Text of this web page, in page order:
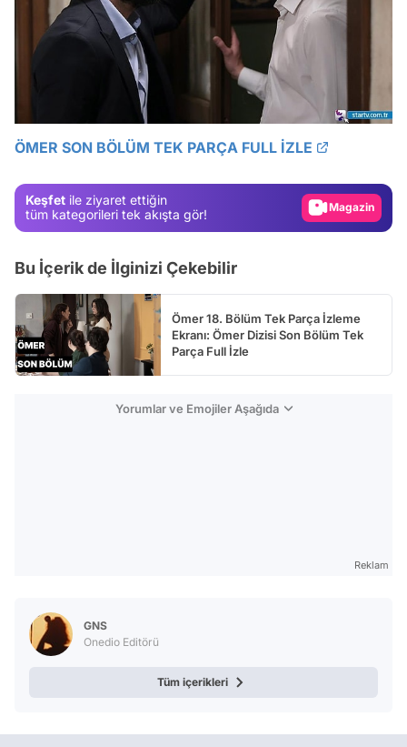
ÖMER SON BÖLÜM TEK PARÇA FULL İZLE
Keşfet ile ziyaret ettiğin
tüm kategorileri tek akışta gör!
Test
Video
Bu İçerik de İlginizi Çekebilir
Ömer 18. Bölüm Tek Parça İzleme
Ekranı: Ömer Dizisi Son Bölüm Tek
Parça Full İzle
Yorumlar ve Emojiler Aşağıda
Reklam
GNS
Onedio Editörü
Tüm içerikleri